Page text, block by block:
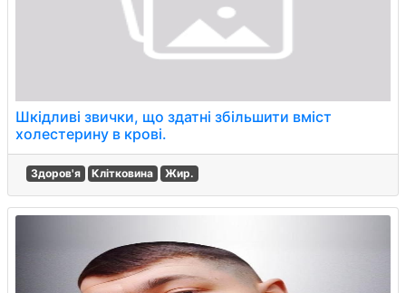
Шкідливі звички, що здатні збільшити вміст
холестерину в крові.
Здоров'я Клітковина Жир.